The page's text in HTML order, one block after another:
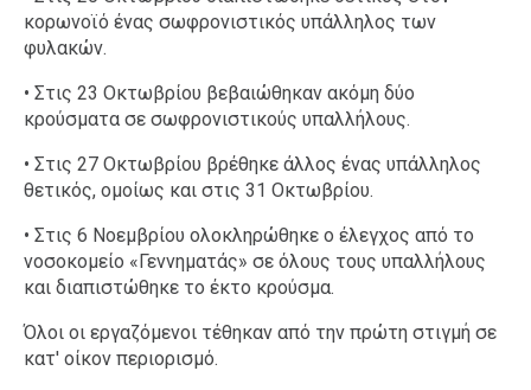
κορωνοϊό ένας σωφρονιστικός υπάλληλος των
φυλακών.
• Στις 23 Οκτωβρίου βεβαιώθηκαν ακόμη δύο
κρούσματα σε σωφρονιστικούς υπαλλήλους.
• Στις 27 Οκτωβρίου βρέθηκε άλλος ένας υπάλληλος
θετικός, ομοίως και στις 31 Οκτωβρίου.
• Στις 6 Νοεμβρίου ολοκληρώθηκε ο έλεγχος από το
νοσοκομείο «Γεννηματάς» σε όλους τους υπαλλήλους
και διαπιστώθηκε το έκτο κρούσμα.
Όλοι οι εργαζόμενοι τέθηκαν από την πρώτη στιγμή σε
κατ' οίκον περιορισμό.